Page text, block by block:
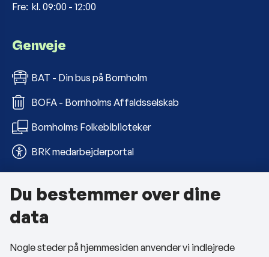
Fre: kl. 09:00 - 12:00
Genveje
BAT - Din bus på Bornholm
BOFA - Bornholms Affaldsselskab
Bornholms Folkebiblioteker
BRK medarbejderportal
Om kommunen
Kontakt os
Telefon- og åbningstider
Du bestemmer over dine
data
Nogle steder på hjemmesiden anvender vi indlejrede